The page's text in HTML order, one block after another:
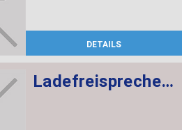
DETAILS
Ladefreisprechelektronik High BASIS SVS MULF2